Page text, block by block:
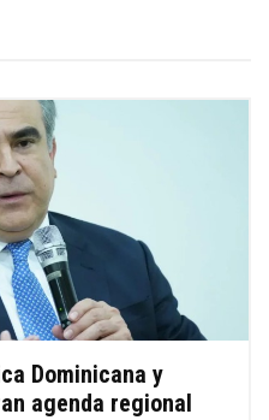
Dominicana y
agenda regional